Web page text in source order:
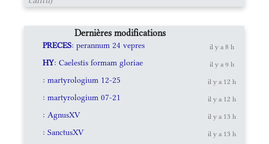
Dernières modifications
PRECES: perannum 24 vepres il y a 8 h
HY: Caelestis formam gloriae il y a 9 h
: martyrologium 12-25 il y a 12 h
: martyrologium 07-21 il y a 12 h
: AgnusXV il y a 13 h
: SanctusXV il y a 13 h